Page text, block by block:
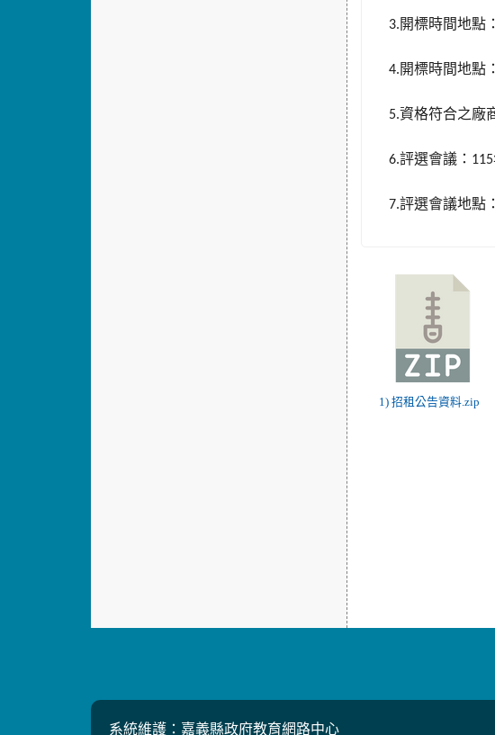
3.開標時間地點：
4.開標時間地點
5.資格符合之廠
6.評選會議： 115
7.評選會議地點
1) 招租公告資料.zip
系統維護：嘉義縣政府教育網路中心